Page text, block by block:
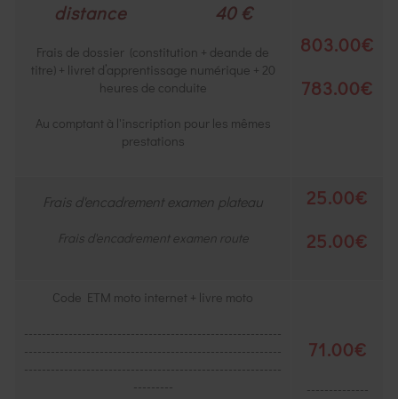
distance 40 €
Frais de dossier (constitution + deande de
titre) + livret d’apprentissage numérique + 20
heures de conduite
Au comptant à l'inscription pour les mêmes
prestations
803.00€
783.00€
Frais d'encadrement examen plateau
Frais d'encadrement examen route
25.00€
25.00€
Code ETM moto internet + livre moto
----------------------------------------------------------
----------------------------------------------------------
----------------------------------------------------------
---------
71.00€
--------------